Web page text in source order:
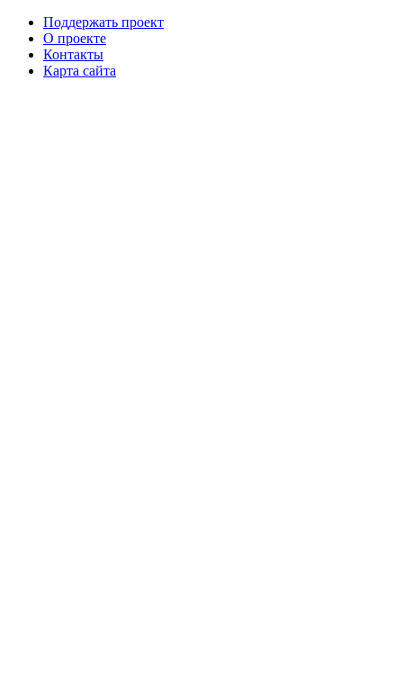
Поддержать проект
О проекте
Контакты
Карта сайта